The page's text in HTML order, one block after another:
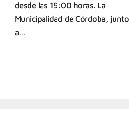
desde las 19:00 horas. La
Municipalidad de Córdoba, junto
a…